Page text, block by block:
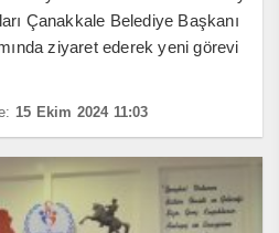
Çanakkale Belediye Başkanı
ziyaret ederek yeni görevi
15 Ekim 2024 11:03